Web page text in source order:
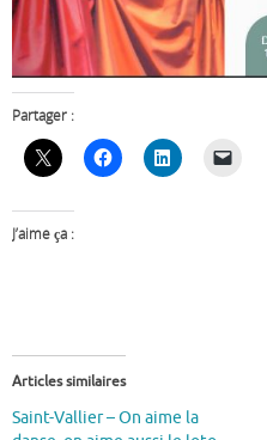
Partager :
J’aime ça :
Articles similaires
Saint-Vallier – On aime la